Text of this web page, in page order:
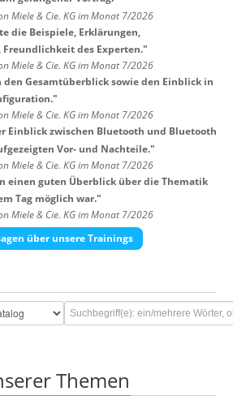
Miele & Cie. KG im Monat 7/2026
die Beispiele, Erklärungen,
des Experten."
Miele & Cie. KG im Monat 7/2026
den Gesamtüberblick sowie den Einblick in
"
Miele & Cie. KG im Monat 7/2026
Einblick zwischen Bluetooth und Bluetooth
Vor- und Nachteile."
Miele & Cie. KG im Monat 7/2026
einen guten Überblick über die Thematik
Tag möglich war."
Miele & Cie. KG im Monat 7/2026
über unsere Trainings
Themen